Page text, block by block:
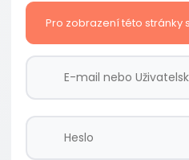
Pro zobrazení této stránky